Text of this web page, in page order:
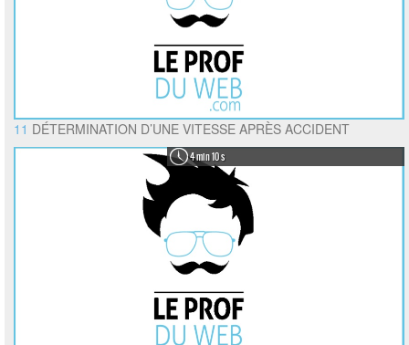
11 DÉTERMINATION D’UNE VITESSE APRÈS ACCIDENT
4 min 10 s